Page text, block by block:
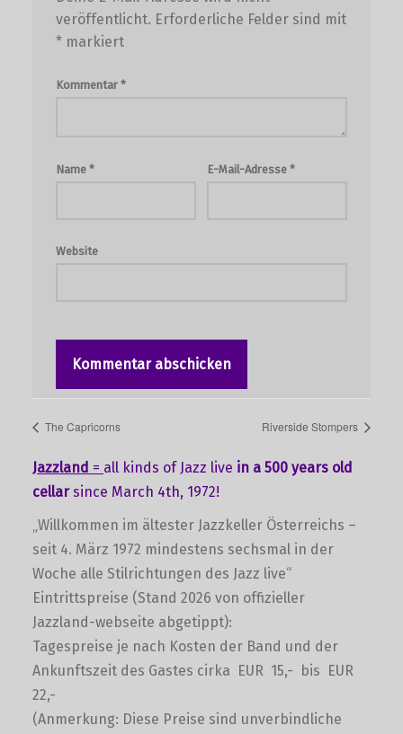
veröffentlicht. Erforderliche Felder sind mit
*markiert
Kommentar *
Name * E-Mail-Adresse*
Website
The Capricorns Riverside Stompers
Jazzland = all kinds of Jazz live in a 500 years old
cellarsince March 4th, 1972!
„Willkommen im ältester Jazzkeller Österreichs –
seit 4. März 1972 mindestens sechsmal in der
Woche alle Stilrichtungen des Jazz live“
Eintrittspreise (Stand 2026 von offizieller
Jazzland-webseite abgetippt):
Tagespreise je nach Kosten der Band und der
Ankunftszeit des Gastes cirka EUR 15,- bis EUR
22,-
(Anmerkung: Diese Preise sind unverbindliche